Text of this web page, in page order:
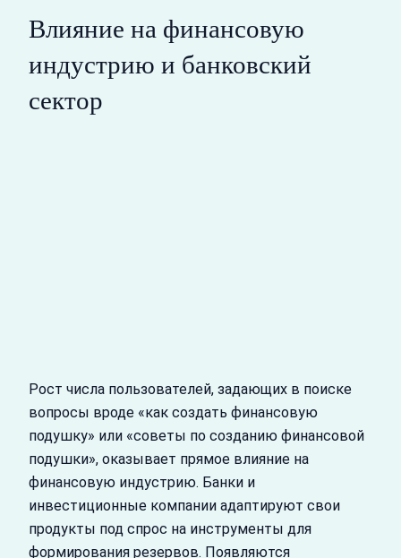
Влияние на финансовую
индустрию и банковский
сектор
Рост числа пользователей, задающих в поиске
вопросы вроде «как создать финансовую
подушку» или «советы по созданию финансовой
подушки», оказывает прямое влияние на
финансовую индустрию. Банки и
инвестиционные компании адаптируют свои
продукты под спрос на инструменты для
формирования резервов. Появляются